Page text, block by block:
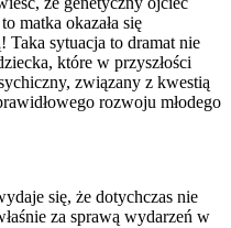
matka okazała się
Taka sytuacja to dramat nie
które w przyszłości
związany z kwestią
rozwoju młodego
się, że dotychczas nie
za sprawą wydarzeń w